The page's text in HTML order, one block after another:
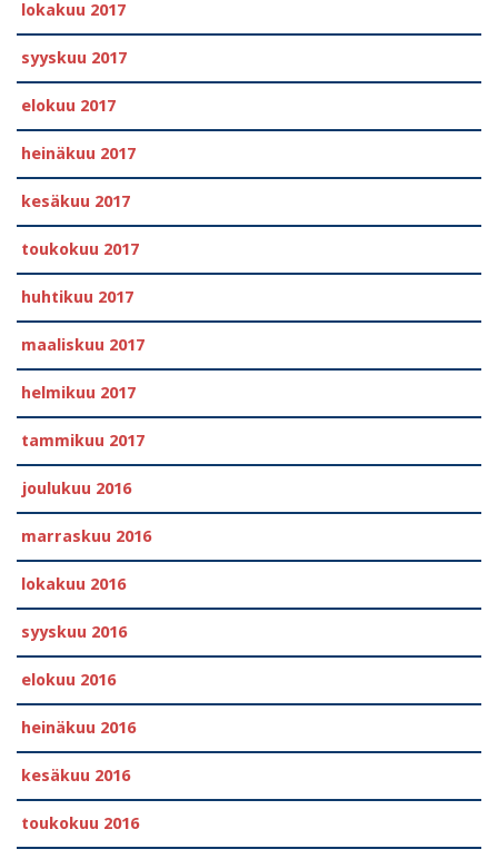
lokakuu 2017
syyskuu 2017
elokuu 2017
heinäkuu 2017
kesäkuu 2017
toukokuu 2017
huhtikuu 2017
maaliskuu 2017
helmikuu 2017
tammikuu 2017
joulukuu 2016
marraskuu 2016
lokakuu 2016
syyskuu 2016
elokuu 2016
heinäkuu 2016
kesäkuu 2016
toukokuu 2016